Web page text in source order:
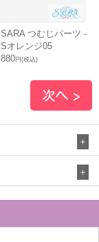
SARA つむじパーツ -
Sオレンジ05
880円(税込)